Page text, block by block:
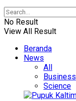
No Result
View All Result
Beranda
News
All
Business
Science